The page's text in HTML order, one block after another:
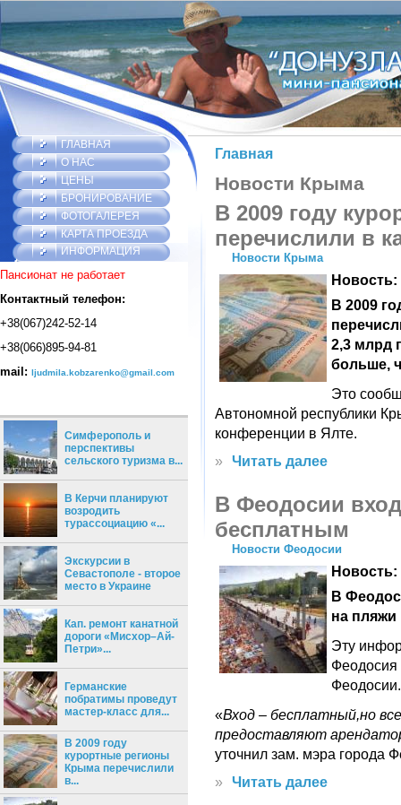
ГЛАВНАЯ
О НАС
ЦЕНЫ
БРОНИРОВАНИЕ
ФОТОГАЛЕРЕЯ
КАРТА ПРОЕЗДА
ИНФОРМАЦИЯ
Пансионат не работает
Контактный телефон:
+38(067)242-52-14
+38(066)895-94-81
mail: ljudmila.kobzarenko@gmail.com
Симферополь и
перспективы
сельского туризма в...
В Керчи планируют
возродить
турассоциацию «...
Экскурсии в
Севастополе - второе
место в Украине
Кап. ремонт канатной
дороги «Мисхор–Ай-
Петри»...
Германские
побратимы проведут
мастер-класс для...
В 2009 году
курортные регионы
Крыма перечислили
в...
Главная
Новости Крыма
В 2009 году
перечислили в
Новости Крыма
Новость:
В 2009
2,3 млрд
больше,
Это
Автономной республики
конференции в Ялте.
»
Читать далее
В Феодосии
бесплатным
Новости Феодосии
Новость:
В
на пляжи
Эту
Феодосия
Феодосии.
«Вход – бесплатный,но
предоставляют
уточнил зам. мэра города
»
Читать далее